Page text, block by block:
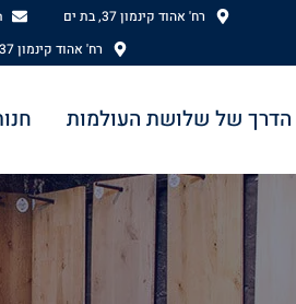
רח' אהוד קינמון 37, בת ים
רח' אהוד קינמון 37, בת ים
הדרך של שלושת העולמות